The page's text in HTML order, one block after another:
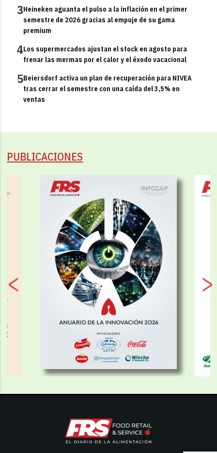
3Heineken aguanta el pulso a la inflación en el primer
semestre de 2026 gracias al empuje de su gama
premium
4Los supermercados ajustan el stock en agosto para
frenar las mermas por el calor y el éxodo vacacional
5Beiersdorf activa un plan de recuperación para NIVEA
tras cerrar el semestre con una caída del 3,5% en
ventas
PUBLICACIONES